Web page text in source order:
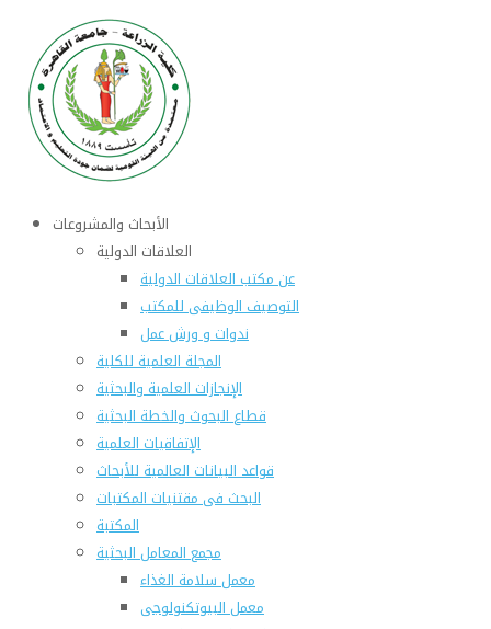
الأبحاث والمشروعات
العلاقات الدولية
عن مكتب العلاقات الدولية
التوصيف الوظيفى للمكتب
ندوات و ورش عمل
المجلة العلمية للكلية
الإنجازات العلمية والبحثية
قطاع البحوث والخطة البحثية
الإتفاقيات العلمية
قواعد البيانات العالمية للأبحاث
البحث فى مقتنيات المكتبات
المكتبة
مجمع المعامل البحثية
معمل سلامة الغذاء
معمل البيوتكنولوجى